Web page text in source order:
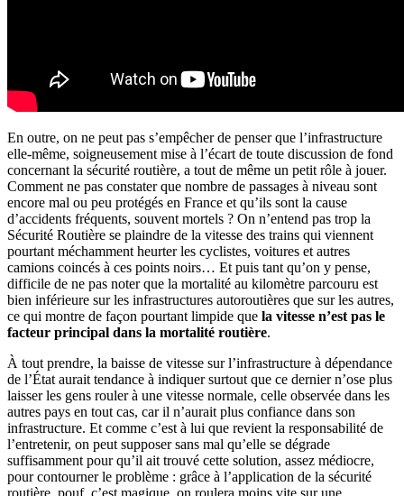
En outre, on ne peut pas s’empêcher de penser que l’infrastructure
elle-même, soigneusement mise à l’écart de toute discussion de fond
concernant la sécurité routière, a tout de même un petit rôle à jouer.
Comment ne pas constater que nombre de passages à niveau sont
encore mal ou peu protégés en France et qu’ils sont la cause
d’accidents fréquents, souvent mortels ? On n’entend pas trop la
Sécurité Routière se plaindre de la vitesse des trains qui viennent
pourtant méchamment heurter les cyclistes, voitures et autres
camions coincés à ces points noirs… Et puis tant qu’on y pense,
difficile de ne pas noter que la mortalité au kilomètre parcouru est
bien inférieure sur les infrastructures autoroutières que sur les autres,
ce qui montre de façon pourtant limpide que la vitesse n’est pas le
facteur principal dans la mortalité routière.
À tout prendre, la baisse de vitesse sur l’infrastructure à dépendance
de l’État aurait tendance à indiquer surtout que ce dernier n’ose plus
laisser les gens rouler à une vitesse normale, celle observée dans les
autres pays en tout cas, car il n’aurait plus confiance dans son
infrastructure. Et comme c’est à lui que revient la responsabilité de
l’entretenir, on peut supposer sans mal qu’elle se dégrade
suffisamment pour qu’il ait trouvé cette solution, assez médiocre,
pour contourner le problème : grâce à l’application de la sécurité
routière, pouf, c’est magique, on roulera moins vite sur une